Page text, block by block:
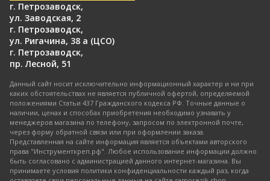
г. Петрозаводск,
ул. Заводская, 2
г. Петрозаводск,
ул. Ригачина, 38 а (ЦСО)
г. Петрозаводск,
пр. Лесной, 51
Данный сайт носит исключительно информационный характер и ни при
каких обстоятельствах не является публичной офертой, определяемой
положениями Статьи 437 Гражданского кодекса РФ. Точные данные о
наличии, ценах и способах приобретения необходимо узнавать у
менеджеров магазина по телефону, запросом по электронной почте,
через форму обратной связи или при оформлении заказа.
Представленная на сайте информация является объектами авторского
права "Инструменткреп.рф". Любое использование информации должно
быть согласовано с администрацией данного интернет-магазина. Вы
принимаете условия политики конфиденциальности каждый раз, когда